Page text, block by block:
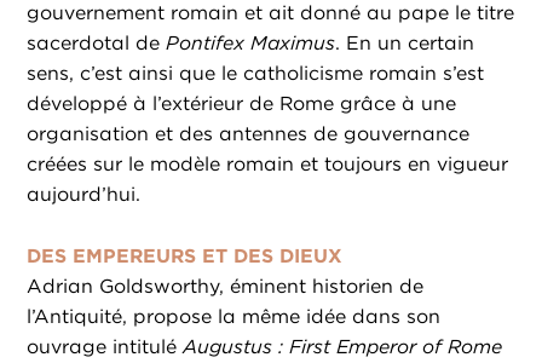
gouvernement romain et ait donné au pape le titre
sacerdotal dePontifex Maximus. En un certain
sens, c’est ainsi que le catholicisme romain s’est
développé à l’extérieur de Rome grâce à une
organisation et des antennes de gouvernance
créées sur le modèle romain et toujours en vigueur
aujourd’hui.
DES EMPEREURS ET DES DIEUX
Adrian Goldsworthy, éminent historien de
l’Antiquité, propose la même idée dans son
ouvrage intituléAugustus : First Emperor of Rome